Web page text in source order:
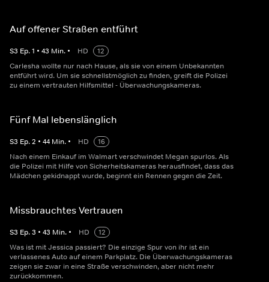
Auf offener Straßen entführt
S3 Ep.1 • 43 Min. • HD
12
Carlesha wollte nur nach Hause, als sie von einem Unbekannten
entführt wird. Um sie schnellstmöglich zu finden, greift die Polizei
zu einem vertrauten Hilfsmittel - Überwachungskameras.
Fünf Mal lebenslänglich
S3 Ep.2 • 44 Min. • HD
16
Nach einem Einkauf im Walmart verschwindet Megan spurlos. Als
die Polizei mit Hilfe von Sicherheitskameras herausfindet, dass das
Mädchen gekidnappt wurde, beginnt ein Rennen gegen die Zeit.
Missbrauchtes Vertrauen
S3 Ep.3 • 43 Min. • HD
12
Was ist mit Jessica passiert? Die einzige Spur von ihr ist ein
verlassenes Auto auf einem Parkplatz. Die Überwachungskameras
zeigen sie zwar in eine Straße verschwinden, aber nicht mehr
zurückkommen.